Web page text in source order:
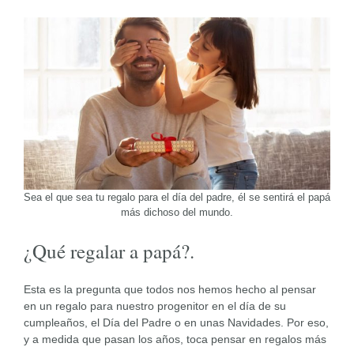
Sea el que sea tu regalo para el día del padre, él se sentirá el papá
más dichoso del mundo.
¿Qué regalar a papá?.
Esta es la pregunta que todos nos hemos hecho al pensar
en un regalo para nuestro progenitor en el día de su
cumpleaños, el Día del Padre o en unas Navidades. Por eso,
y a medida que pasan los años, toca pensar en regalos más